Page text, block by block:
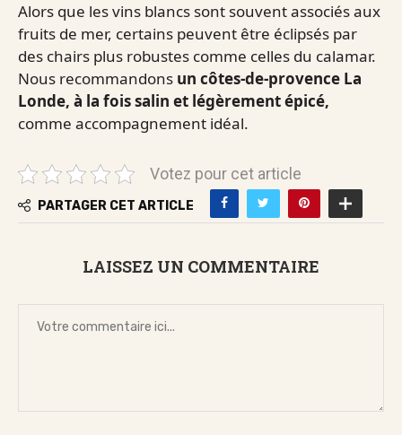
Alors que les vins blancs sont souvent associés aux
fruits de mer, certains peuvent être éclipsés par
des chairs plus robustes comme celles du calamar.
Nous recommandons un côtes-de-provence La
Londe, à la fois salin et légèrement épicé,
comme accompagnement idéal.
Votez pour cet article
PARTAGER CET ARTICLE
LAISSEZ UN COMMENTAIRE